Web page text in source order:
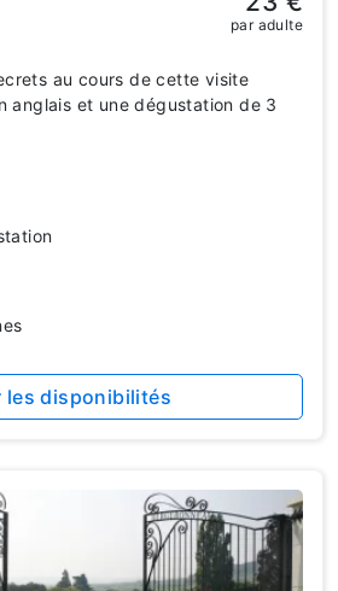
au cours de cette visite
anglais et une dégustation de 3
par adulte
les disponibilités